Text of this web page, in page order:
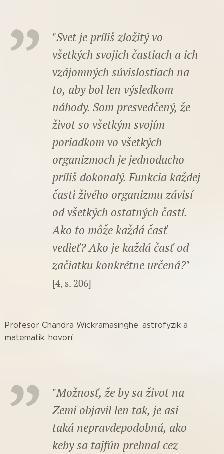
"Svet je príliš zložitý vo
všetkých svojich častiach a ich
vzájomných súvislostiach na
to, aby bol len výsledkom
náhody. Som presvedčený, že
život so všetkým svojím
poriadkom vo všetkých
organizmoch je jednoducho
príliš dokonalý. Funkcia každej
časti živého organizmu závisí
od všetkých ostatných častí.
Ako to môže každá časť
vedieť? Ako je každá časť od
začiatku konkrétne určená?"
[4, s. 206]
Profesor Chandra Wickramasinghe, astrofyzik a
matematik, hovorí:
"Možnosť, že by sa život na
Zemi objavil len tak, je asi
taká nepravdepodobná, ako
keby sa tajfún prehnal cez